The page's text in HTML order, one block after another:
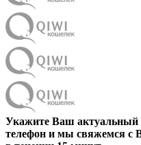
Укажите Ваш актуальный
телефон и мы свяжемся с